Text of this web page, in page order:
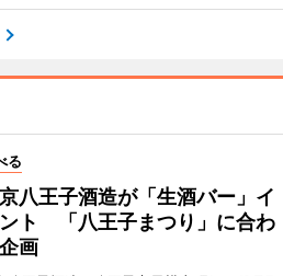
る
八王子酒造が「生酒バー」イ
ト 「八王子まつり」に合わ
画